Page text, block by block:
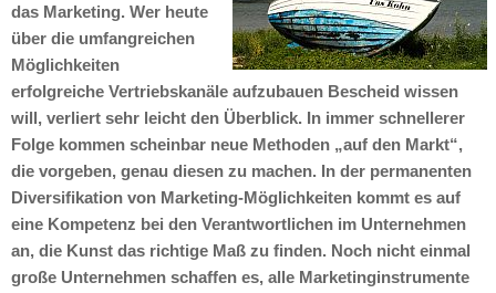
das Marketing. Wer heute
über die umfangreichen
Möglichkeiten
erfolgreiche Vertriebskanäle aufzubauen Bescheid wissen
will, verliert sehr leicht den Überblick. In immer schnellerer
Folge kommen scheinbar neue Methoden „auf den Markt“,
die vorgeben, genau diesen zu machen. In der permanenten
Diversifikation von Marketing-Möglichkeiten kommt es auf
eine Kompetenz bei den Verantwortlichen im Unternehmen
an, die Kunst das richtige Maß zu finden. Noch nicht einmal
große Unternehmen schaffen es, alle Marketinginstrumente